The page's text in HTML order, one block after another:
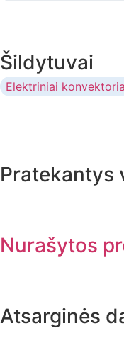
Šildytuvai
Elektriniai
Pratekantys
Nurašytos
Atsarginės